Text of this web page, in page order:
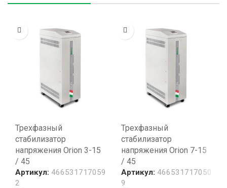
Трехфазный
стабилизатор
напряжения Orion 3-15
/ 45
Артикул: 466531717059
2
Трехфазный
стабилизатор
напряжения Orion 7-15
/ 45
Артикул: 466531717050
9